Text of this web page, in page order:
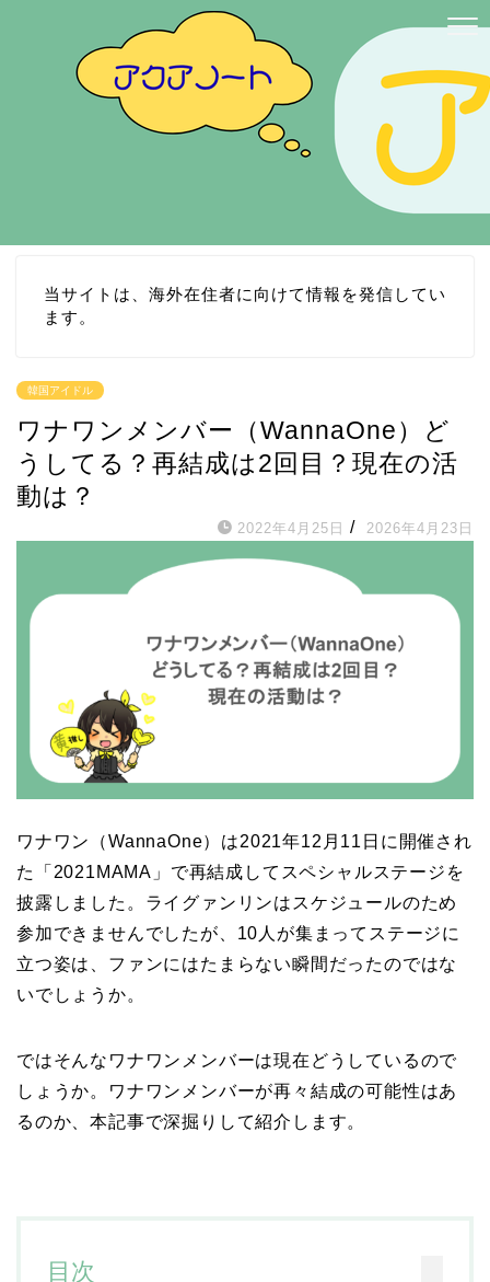
当サイトは、海外在住者に向けて情報を発信してい
ます。
韓国アイドル
ワナワンメンバー（WannaOne）ど
うしてる？再結成は2回目？現在の活
動は？
2022年4月25日 / 2026年4月23日
ワナワン（WannaOne）は2021年12月11日に開催され
た「2021MAMA」で再結成してスペシャルステージを
披露しました。ライグァンリンはスケジュールのため
参加できませんでしたが、10人が集まってステージに
立つ姿は、ファンにはたまらない瞬間だったのではな
いでしょうか。
ではそんなワナワンメンバーは現在どうしているので
しょうか。ワナワンメンバーが再々結成の可能性はあ
るのか、本記事で深掘りして紹介します。
目次